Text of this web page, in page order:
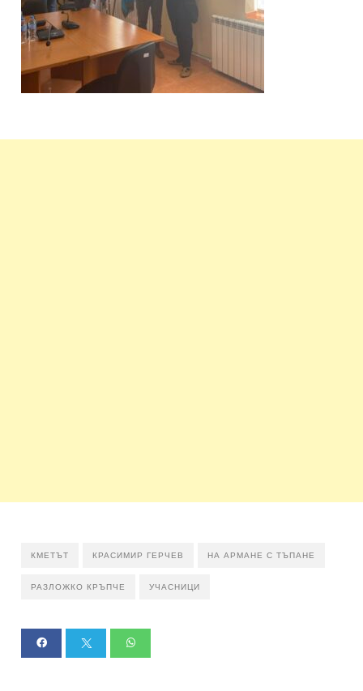
КМЕТЪТ КРАСИМИР ГЕРЧЕВ НА АРМАНЕ С ТЪПАНЕ
РАЗЛОЖКО КРЪПЧЕ УЧАСНИЦИ